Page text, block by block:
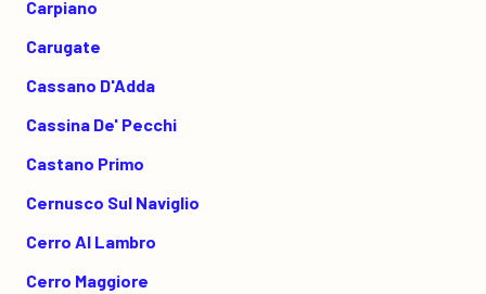
Carpiano
Carugate
Cassano D'Adda
Cassina De' Pecchi
Castano Primo
Cernusco Sul Naviglio
Cerro Al Lambro
Cerro Maggiore